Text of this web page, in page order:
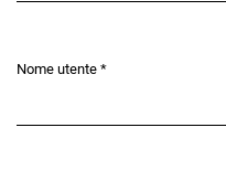
Nome utente *